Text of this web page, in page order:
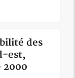
des
est,
2000